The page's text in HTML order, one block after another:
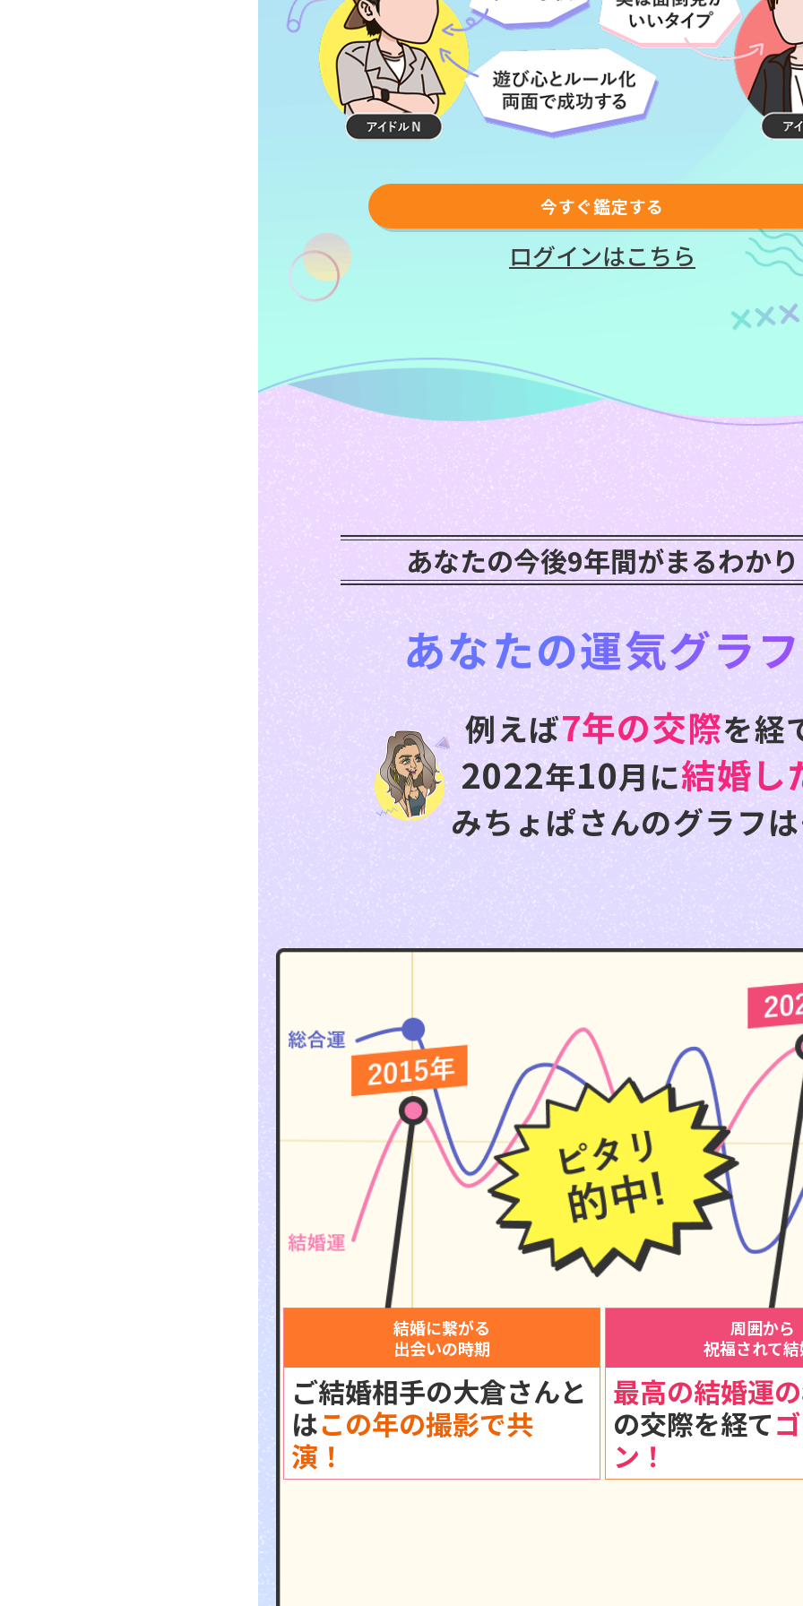
今すぐ鑑定する
ログインはこちら
あなたの今後9年間がまるわかり
あなたの運気グラフ
例えば7年の交際を経
2022年10月に結婚し
みちょぱさんのグラフ
結婚に繋がる
出会いの時期
ご結婚相手の大倉さんと
はこの年の撮影で共
演！
周囲から
祝福されて
最高の結婚運
の交際を経て
ン！